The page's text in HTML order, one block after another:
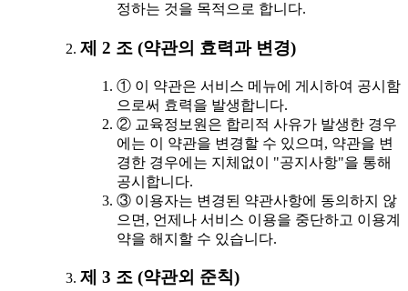
정하는 것을 목적으로 합니다.
제 2 조 (약관의 효력과 변경)
① 이 약관은 서비스 메뉴에 게시하여 공시함
으로써 효력을 발생합니다.
② 교육정보원은 합리적 사유가 발생한 경우
에는 이 약관을 변경할 수 있으며, 약관을 변
경한 경우에는 지체없이 "공지사항"을 통해
공시합니다.
③ 이용자는 변경된 약관사항에 동의하지 않
으면, 언제나 서비스 이용을 중단하고 이용계
약을 해지할 수 있습니다.
제 3 조 (약관외 준칙)